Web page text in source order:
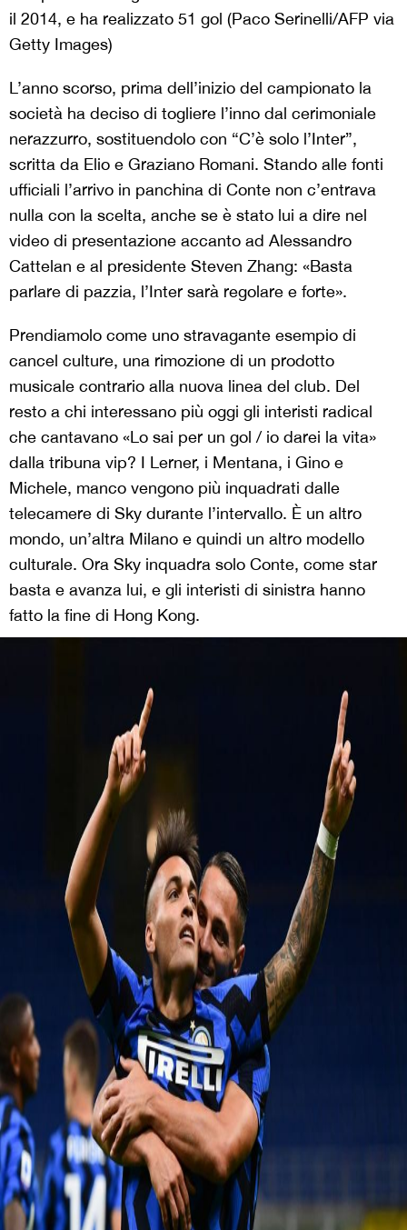
il 2014, e ha realizzato 51 gol (Paco Serinelli/AFP via
Getty Images)
L’anno scorso, prima dell’inizio del campionato la
società ha deciso di togliere l’inno dal cerimoniale
nerazzurro, sostituendolo con “C’è solo l’Inter”,
scritta da Elio e Graziano Romani. Stando alle fonti
ufficiali l’arrivo in panchina di Conte non c’entrava
nulla con la scelta, anche se è stato lui a dire nel
video di presentazione accanto ad Alessandro
Cattelan e al presidente Steven Zhang: «Basta
parlare di pazzia, l’Inter sarà regolare e forte».
Prendiamolo come uno stravagante esempio di
cancel culture, una rimozione di un prodotto
musicale contrario alla nuova linea del club. Del
resto a chi interessano più oggi gli interisti radical
che cantavano «Lo sai per un gol / io darei la vita»
dalla tribuna vip? I Lerner, i Mentana, i Gino e
Michele, manco vengono più inquadrati dalle
telecamere di Sky durante l’intervallo. È un altro
mondo, un’altra Milano e quindi un altro modello
culturale. Ora Sky inquadra solo Conte, come star
basta e avanza lui, e gli interisti di sinistra hanno
fatto la fine di Hong Kong.